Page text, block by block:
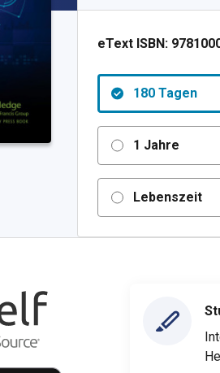
eText ISBN:
180 Tagen
1 Jahre
Lebenszeit